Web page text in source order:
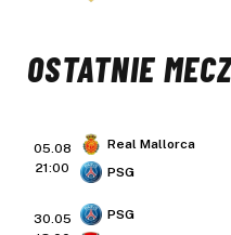
OSTATNIE
05.08
21:00
Real Mallorca
PSG
30.05
PSG